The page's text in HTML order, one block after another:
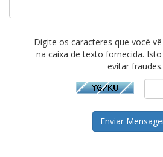
Digite os caracteres que você
na caixa de texto fornecida.
evitar fraudes.
Enviar